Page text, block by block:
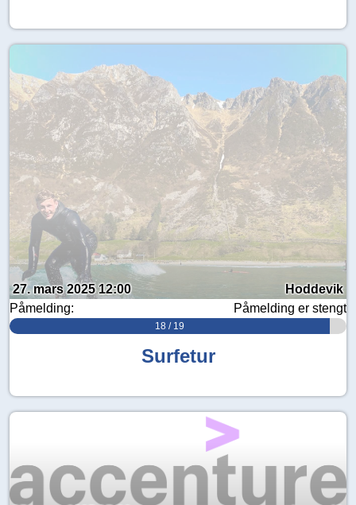
27. mars 2025 12:00
Hoddevik
Påmelding er stengt
Påmelding:
18 / 19
Surfetur